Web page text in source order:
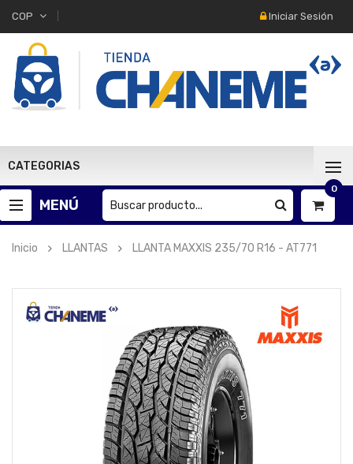
COP Iniciar Sesión
CATEGORIAS
MENÚ
0
Inicio LLANTAS LLANTA MAXXIS 235/70 R16 - AT771